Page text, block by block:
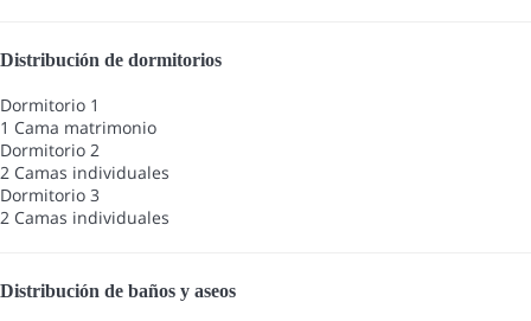
Distribución de dormitorios
Dormitorio 1
1 Cama matrimonio
Dormitorio 2
2 Camas individuales
Dormitorio 3
2 Camas individuales
Distribución de baños y aseos